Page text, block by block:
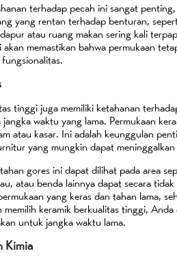
terhadap pecah ini sangat
yang rentan terhadap benturan,
atau ruang makan sering kali
memastikan bahwa permukaan
tinggi juga memiliki ketahanan
jangka waktu yang lama. Permukaan
atau kasar. Ini adalah keunggulan
yang mungkin dapat meninggalkan
gores ini dapat dilihat pada area
atau benda lainnya dapat secara
yang keras dan tahan lama,
memilih keramik berkualitas tinggi,
untuk jangka waktu lama.
Kimia